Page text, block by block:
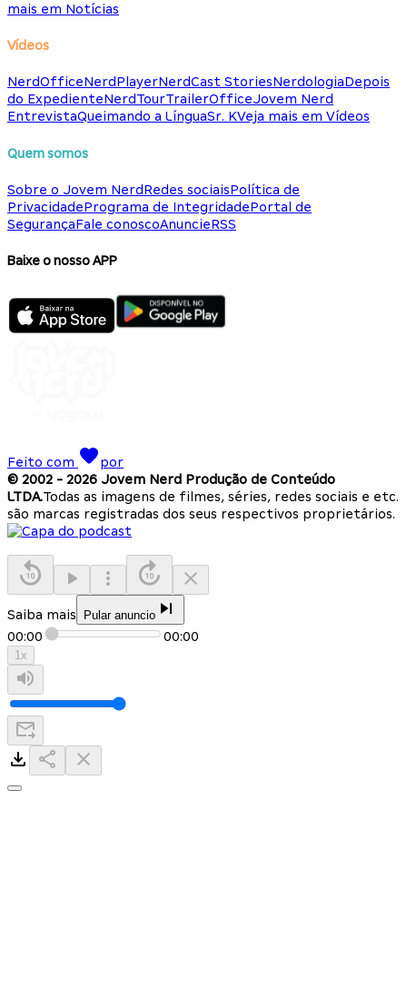
mais em Notícias
Vídeos
NerdOfficeNerdPlayerNerdCast StoriesNerdologiaDepois
do ExpedienteNerdTourTrailerOfficeJovem Nerd
EntrevistaQueimando a LínguaSr. KVeja mais em Vídeos
Quem somos
Sobre o Jovem NerdRedes sociaisPolítica de
PrivacidadePrograma de IntegridadePortal de
SegurançaFale conoscoAnuncieRSS
Baixe o nosso APP
Feito com
por
© 2002 - 2026 Jovem Nerd Produção de Conteúdo
LTDA.Todas as imagens de filmes, séries, redes sociais e etc.
são marcas registradas dos seus respectivos proprietários.
Saiba mais Pular anuncio
00:00 00:00
1x